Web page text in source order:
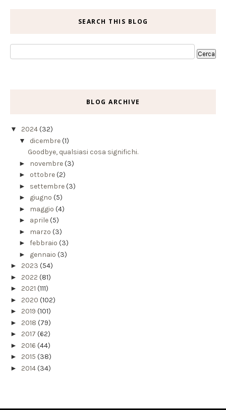
SEARCH THIS BLOG
BLOG ARCHIVE
▼ 2024(32)
▼ dicembre(1)
Goodbye, qualsiasi cosa significhi.
► novembre(3)
► ottobre(2)
► settembre(3)
► giugno (5)
► maggio (4)
► aprile(5)
► marzo (3)
► febbraio (3)
► gennaio (3)
► 2023 (54)
► 2022 (81)
► 2021 (111)
► 2020 (102)
► 2019 (101)
► 2018 (79)
► 2017 (62)
► 2016 (44)
► 2015 (38)
► 2014(34)